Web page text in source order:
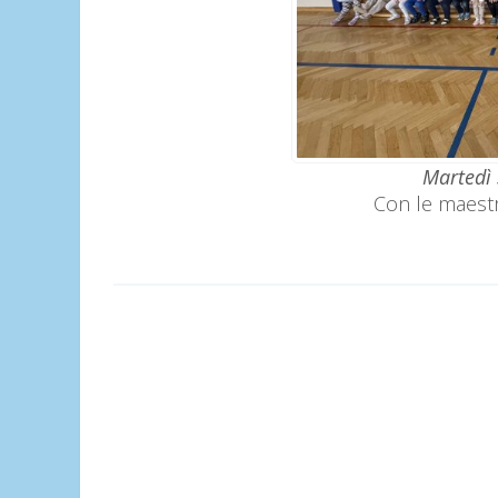
Martedì
Con le